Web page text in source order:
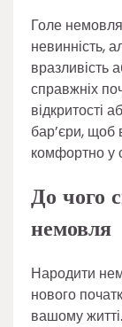
Голе немовля
невинність,
вразливість
справжніх
відкритості
бар’єри, щоб
комфортно у
До чого
немовля
Народити
нового
вашому житті.